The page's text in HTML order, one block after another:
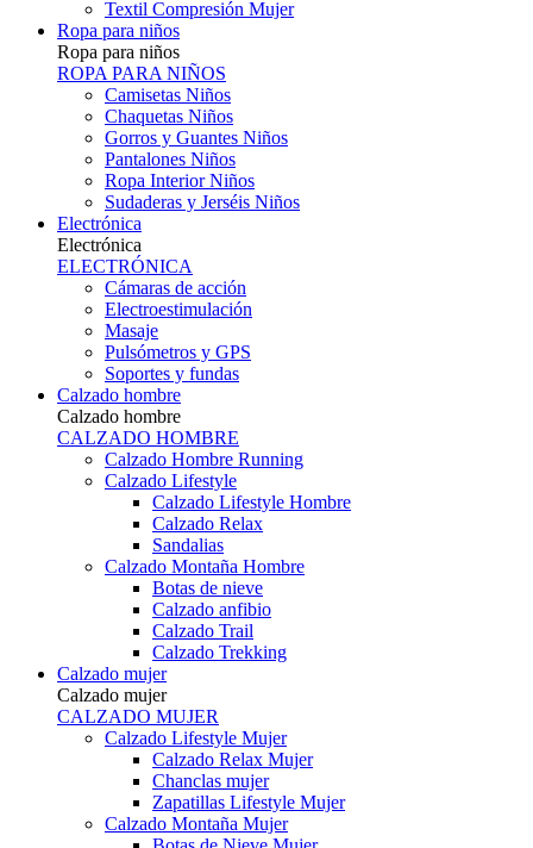
Textil Compresión Mujer
Ropa para niños
Ropa para niños
ROPA PARA NIÑOS
Camisetas Niños
Chaquetas Niños
Gorros y Guantes Niños
Pantalones Niños
Ropa Interior Niños
Sudaderas y Jerséis Niños
Electrónica
Electrónica
ELECTRÓNICA
Cámaras de acción
Electroestimulación
Masaje
Pulsómetros y GPS
Soportes y fundas
Calzado hombre
Calzado hombre
CALZADO HOMBRE
Calzado Hombre Running
Calzado Lifestyle
Calzado Lifestyle Hombre
Calzado Relax
Sandalias
Calzado Montaña Hombre
Botas de nieve
Calzado anfibio
Calzado Trail
Calzado Trekking
Calzado mujer
Calzado mujer
CALZADO MUJER
Calzado Lifestyle Mujer
Calzado Relax Mujer
Chanclas mujer
Zapatillas Lifestyle Mujer
Calzado Montaña Mujer